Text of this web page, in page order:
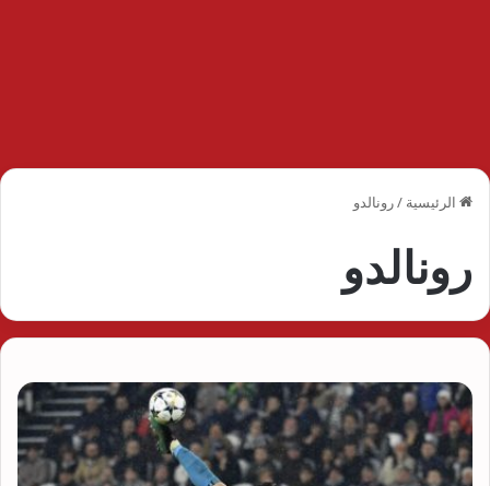
الرئيسية /رونالدو
رونالدو